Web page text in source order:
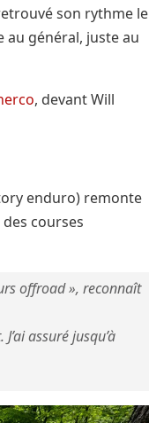
son rythme le
au général, juste au
, devant Will
enduro) remonte
courses
offroad », reconnaît
assuré jusqu’à